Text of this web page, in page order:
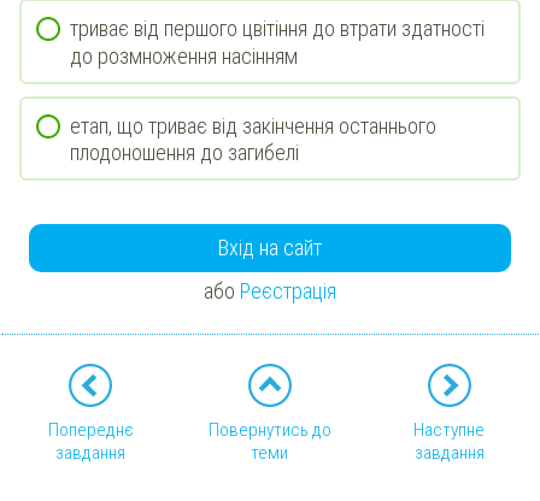
триває від першого цвітіння до втрати здатності
до розмноження насінням
етап, що триває від закінчення останнього
плодоношення до загибелі
Вхід на сайт
або Реєстрація
Попереднє
завдання
Повернутись до
теми
Наступне
завдання